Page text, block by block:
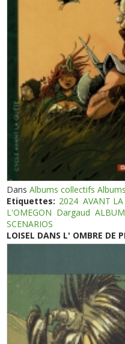
DansAlbums collectifs
Etiquettes: 2024 AVANT
L'OMEGON Dargaud
SCENARIOS
LOISEL DANS L' OMBRE DE